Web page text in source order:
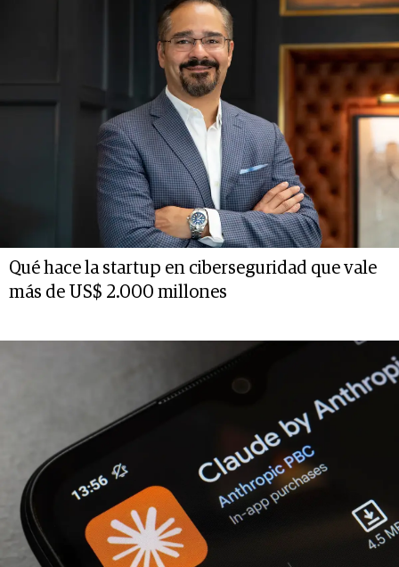
Qué hace la startup en ciberseguridad que vale
más de US$ 2.000 millones